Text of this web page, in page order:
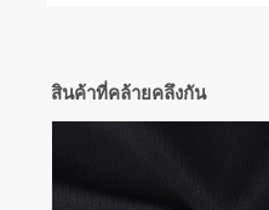
สินค้าที่คล้ายคลึงกัน